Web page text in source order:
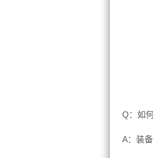
Q：如
A：装